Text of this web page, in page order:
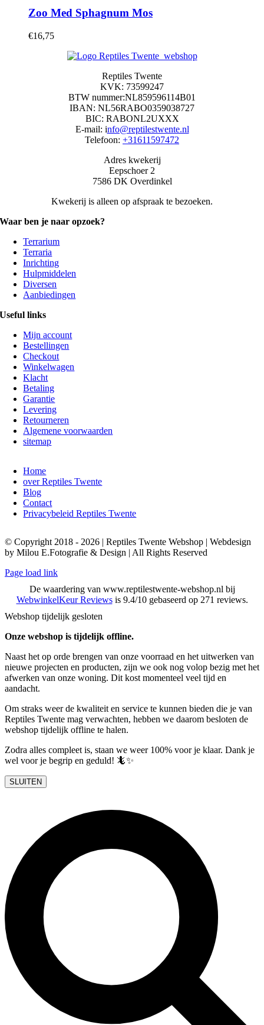
Zoo Med Sphagnum Mos
€16,75
Reptiles Twente
KVK: 73599247
BTW nummer:NL859596114B01
IBAN: NL56RABO0359038727
BIC: RABONL2UXXX
E-mail: info@reptilestwente.nl
Telefoon: +31611597472
Adres kwekerij
Eepschoer 2
7586 DK Overdinkel
Kwekerij is alleen op afspraak te bezoeken.
Waar ben je naar opzoek?
Terrarium
Terraria
Inrichting
Hulpmiddelen
Diversen
Aanbiedingen
Useful links
Mijn account
Bestellingen
Checkout
Winkelwagen
Klacht
Betaling
Garantie
Levering
Retourneren
Algemene voorwaarden
sitemap
Home
over Reptiles Twente
Blog
Contact
Privacybeleid Reptiles Twente
© Copyright 2018 - 2026 | Reptiles Twente Webshop | Webdesign
by Milou E.Fotografie & Design | All Rights Reserved
Page load link
De waardering van www.reptilestwente-webshop.nl bij
WebwinkelKeur Reviewsis 9.4/10 gebaseerd op 271 reviews.
Webshop tijdelijk gesloten
Onze webshop is tijdelijk offline.
Naast het op orde brengen van onze voorraad en het uitwerken van
nieuwe projecten en producten, zijn we ook nog volop bezig met het
afwerken van onze woning. Dit kost momenteel veel tijd en
aandacht.
Om straks weer de kwaliteit en service te kunnen bieden die je van
Reptiles Twente mag verwachten, hebben we daarom besloten de
webshop tijdelijk offline te halen.
Zodra alles compleet is, staan we weer 100% voor je klaar. Dank je
wel voor je begrip en geduld! 🦎✨
SLUITEN